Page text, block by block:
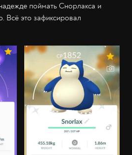
поймать Снорлакса и
Всё это зафиксировал